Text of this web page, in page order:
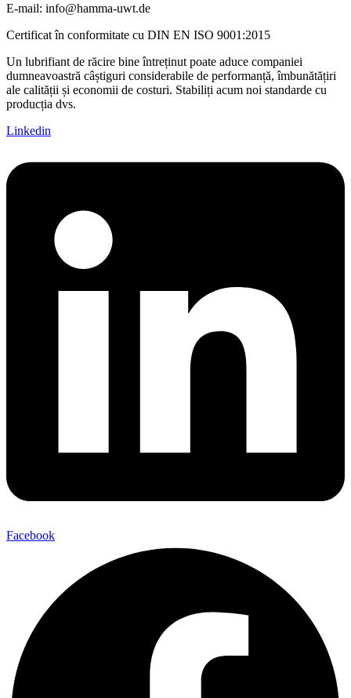
E-mail: info@hamma-uwt.de
Certificat în conformitate cu DIN EN ISO 9001:2015
Un lubrifiant de răcire bine întreținut poate aduce companiei
dumneavoastră câștiguri considerabile de performanță, îmbunătățiri
ale calității și economii de costuri. Stabiliți acum noi standarde cu
producția dvs.
Linkedin
Facebook